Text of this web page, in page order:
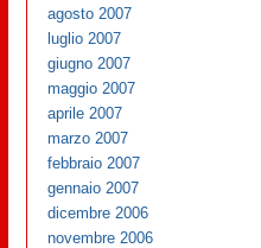
agosto 2007
luglio 2007
giugno 2007
maggio 2007
aprile 2007
marzo 2007
febbraio 2007
gennaio 2007
dicembre 2006
novembre 2006